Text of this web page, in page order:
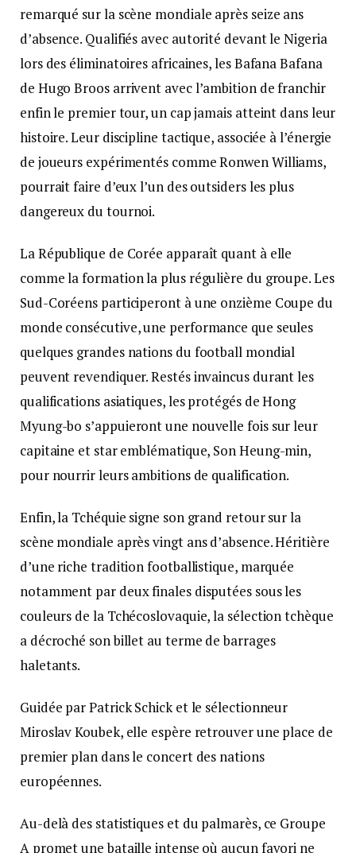
remarqué sur la scène mondiale après seize ans
d’absence. Qualifiés avec autorité devant le Nigeria
lors des éliminatoires africaines, les Bafana Bafana
de Hugo Broos arrivent avec l’ambition de franchir
enfin le premier tour, un cap jamais atteint dans leur
histoire. Leur discipline tactique, associée à l’énergie
de joueurs expérimentés comme Ronwen Williams,
pourrait faire d’eux l’un des outsiders les plus
dangereux du tournoi.
La République de Corée apparaît quant à elle
comme la formation la plus régulière du groupe. Les
Sud-Coréens participeront à une onzième Coupe du
monde consécutive, une performance que seules
quelques grandes nations du football mondial
peuvent revendiquer. Restés invaincus durant les
qualifications asiatiques, les protégés de Hong
Myung-bo s’appuieront une nouvelle fois sur leur
capitaine et star emblématique, Son Heung-min,
pour nourrir leurs ambitions de qualification.
Enfin, la Tchéquie signe son grand retour sur la
scène mondiale après vingt ans d’absence. Héritière
d’une riche tradition footballistique, marquée
notamment par deux finales disputées sous les
couleurs de la Tchécoslovaquie, la sélection tchèque
a décroché son billet au terme de barrages
haletants.
Guidée par Patrick Schick et le sélectionneur
Miroslav Koubek, elle espère retrouver une place de
premier plan dans le concert des nations
européennes.
Au-delà des statistiques et du palmarès, ce Groupe
A promet une bataille intense où aucun favori ne